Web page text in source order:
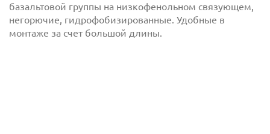
базальтовой группы на низкофенольном связующем,
негорючие, гидрофобизированные. Удобные в
монтаже за счет большой длины.